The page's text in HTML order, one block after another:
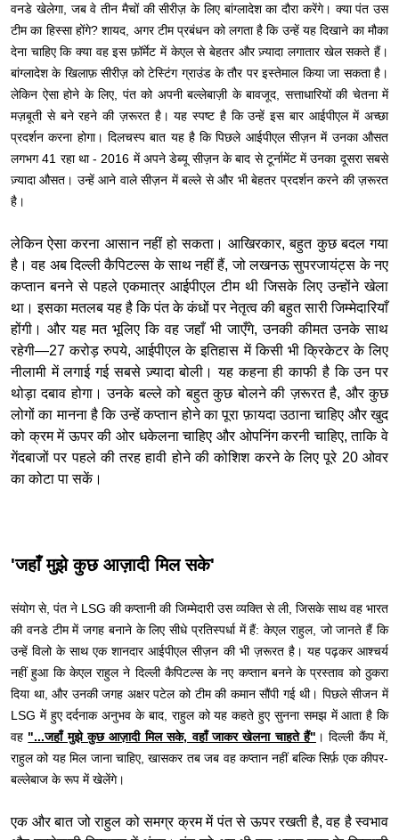
वनडे खेलेगा, जब वे तीन मैचों की सीरीज़ के लिए बांग्लादेश का दौरा करेंगे। क्या पंत उस
टीम का हिस्सा होंगे? शायद, अगर टीम प्रबंधन को लगता है कि उन्हें यह दिखाने का मौका
देना चाहिए कि क्या वह इस फ़ॉर्मेट में केएल से बेहतर और ज़्यादा लगातार खेल सकते हैं।
बांग्लादेश के खिलाफ़ सीरीज़ को टेस्टिंग ग्राउंड के तौर पर इस्तेमाल किया जा सकता है।
लेकिन ऐसा होने के लिए, पंत को अपनी बल्लेबाज़ी के बावजूद, सत्ताधारियों की चेतना में
मज़बूती से बने रहने की ज़रूरत है। यह स्पष्ट है कि उन्हें इस बार आईपीएल में अच्छा
प्रदर्शन करना होगा। दिलचस्प बात यह है कि पिछले आईपीएल सीज़न में उनका औसत
लगभग 41 रहा था - 2016 में अपने डेब्यू सीज़न के बाद से टूर्नामेंट में उनका दूसरा सबसे
ज़्यादा औसत। उन्हें आने वाले सीज़न में बल्ले से और भी बेहतर प्रदर्शन करने की ज़रूरत
है।
लेकिन ऐसा करना आसान नहीं हो सकता। आखिरकार, बहुत कुछ बदल गया
है। वह अब दिल्ली कैपिटल्स के साथ नहीं हैं, जो लखनऊ सुपरजायंट्स के नए
कप्तान बनने से पहले एकमात्र आईपीएल टीम थी जिसके लिए उन्होंने खेला
था। इसका मतलब यह है कि पंत के कंधों पर नेतृत्व की बहुत सारी जिम्मेदारियाँ
होंगी। और यह मत भूलिए कि वह जहाँ भी जाएँगे, उनकी कीमत उनके साथ
रहेगी—27 करोड़ रुपये, आईपीएल के इतिहास में किसी भी क्रिकेटर के लिए
नीलामी में लगाई गई सबसे ज़्यादा बोली। यह कहना ही काफी है कि उन पर
थोड़ा दबाव होगा। उनके बल्ले को बहुत कुछ बोलने की ज़रूरत है, और कुछ
लोगों का मानना ​​है कि उन्हें कप्तान होने का पूरा फ़ायदा उठाना चाहिए और खुद
को क्रम में ऊपर की ओर धकेलना चाहिए और ओपनिंग करनी चाहिए, ताकि वे
गेंदबाजों पर पहले की तरह हावी होने की कोशिश करने के लिए पूरे 20 ओवर
का कोटा पा सकें।
'जहाँ मुझे कुछ आज़ादी मिल सके'
संयोग से, पंत ने LSG की कप्तानी की जिम्मेदारी उस व्यक्ति से ली, जिसके साथ वह भारत
की वनडे टीम में जगह बनाने के लिए सीधे प्रतिस्पर्धा में हैं: केएल राहुल, जो जानते हैं कि
उन्हें विलो के साथ एक शानदार आईपीएल सीज़न की भी ज़रूरत है। यह पढ़कर आश्चर्य
नहीं हुआ कि केएल राहुल ने दिल्ली कैपिटल्स के नए कप्तान बनने के प्रस्ताव को ठुकरा
दिया था, और उनकी जगह अक्षर पटेल को टीम की कमान सौंपी गई थी। पिछले सीजन में
LSG में हुए दर्दनाक अनुभव के बाद, राहुल को यह कहते हुए सुनना समझ में आता है कि
वह "...जहाँ मुझे कुछ आज़ादी मिल सके, वहाँ जाकर खेलना चाहते हैं" । दिल्ली कैंप में,
राहुल को यह मिल जाना चाहिए, खासकर तब जब वह कप्तान नहीं बल्कि सिर्फ़ एक कीपर-
बल्लेबाज के रूप में खेलेंगे।
एक और बात जो राहुल को समग्र क्रम में पंत से ऊपर रखती है, वह है स्वभाव